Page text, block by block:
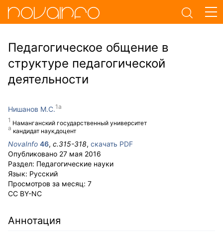
Педагогическое общение в
структуре педагогической
деятельности
Нишанов М.С.
Наманганский государственный университет
кандидат наук,доцент
NovaInfo 46, с.315-318, скачать PDF
Опубликовано 27 мая 2016
Раздел: Педагогические науки
Язык: Русский
Просмотров за месяц: 7
CC BY-NC
Аннотация